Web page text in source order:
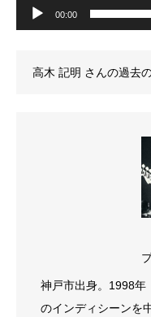
00:00
高木 記明 さんの過去
神戸市出身。1998年
のインディシーンを